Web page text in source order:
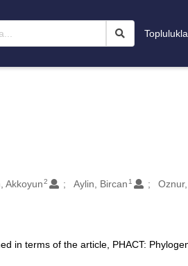
Akkoyun 2 Aylin, Bircan 1
in terms of the article, PHACT: